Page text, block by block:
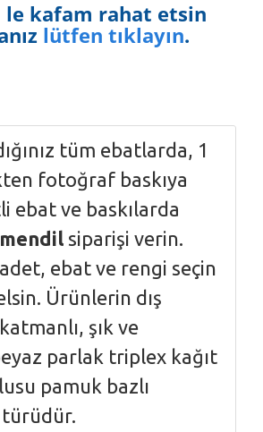
le kafam rahat etsin
lütfen tıklayın.
tüm ebatlarda, 1
fotoğraf baskıya
ebat ve baskılarda
mendil siparişi verin.
ebat ve rengi seçin
Ürünlerin dış
şık ve
parlak triplex kağıt
pamuk bazlı